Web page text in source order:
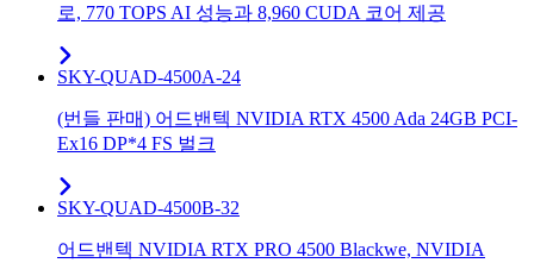
로, 770 TOPS AI 성능과 8,960 CUDA 코어 제공
SKY-QUAD-4500A-24
(번들 판매) 어드밴텍 NVIDIA RTX 4500 Ada 24GB PCI-
Ex16 DP*4 FS 벌크
SKY-QUAD-4500B-32
어드밴텍 NVIDIA RTX PRO 4500 Blackwe, NVIDIA